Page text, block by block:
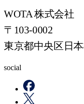
WOTA 株式会社
〒103-0002
東京都中央区日
social